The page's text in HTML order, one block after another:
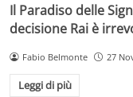
Il Paradiso delle
decisione Rai è
Fabio Belmonte 27
Leggi di più